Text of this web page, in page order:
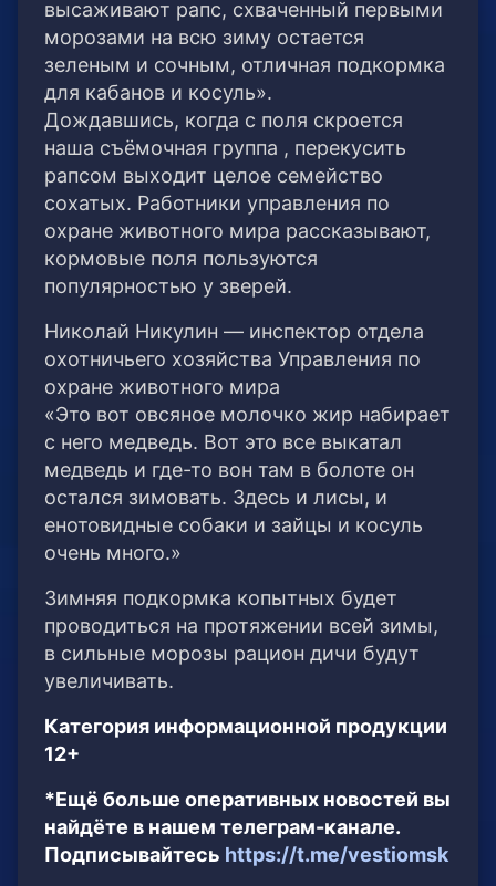
высаживают рапс, схваченный первыми
морозами на всю зиму остается
зеленым и сочным, отличная подкормка
для кабанов и косуль».
Дождавшись, когда с поля скроется
наша съёмочная группа , перекусить
рапсом выходит целое семейство
сохатых. Работники управления по
охране животного мира рассказывают,
кормовые поля пользуются
популярностью у зверей.
Николай Никулин — инспектор отдела
охотничьего хозяйства Управления по
охране животного мира
«Это вот овсяное молочко жир набирает
с него медведь. Вот это все выкатал
медведь и где-то вон там в болоте он
остался зимовать. Здесь и лисы, и
енотовидные собаки и зайцы и косуль
очень много.»
Зимняя подкормка копытных будет
проводиться на протяжении всей зимы,
в сильные морозы рацион дичи будут
увеличивать.
Категория информационной продукции
12+
*Ещё больше оперативных новостей вы
найдёте в нашем телеграм-канале.
Подписывайтесь https://t.me/vestiomsk